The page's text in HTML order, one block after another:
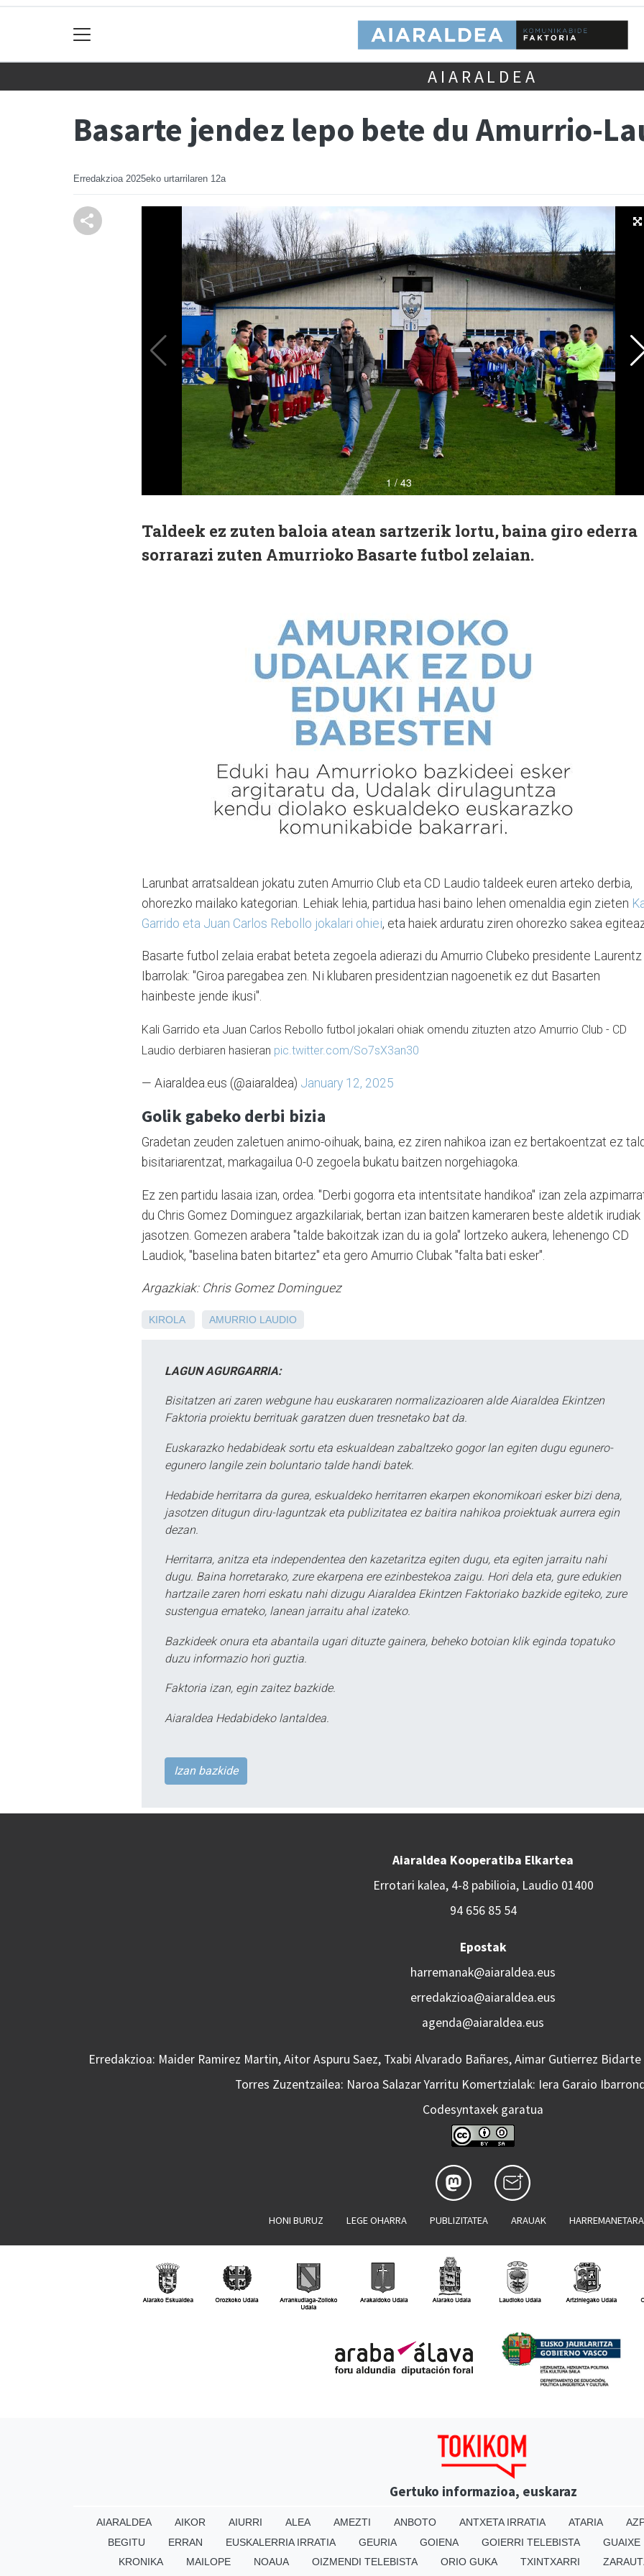
AIARALDEA
Basarte jendez lepo bete du Amurrio-
Erredakzioa 2025eko urtarrilaren 12a
Taldeek ez zuten baloia atean sartzerik lortu, baina giro ederra
sorrarazi zuten Amurrioko Basarte futbol zelaian.
Larunbat arratsaldean jokatu zuten Amurrio Club eta CD Laudio taldeek euren arteko derbia,
ohorezko mailako kategorian. Lehiak lehia, partidua hasi baino lehen omenaldia egin zieten
Garrido eta Juan Carlos Rebollo jokalari ohiei, eta haiek arduratu ziren ohorezko sakea
Basarte futbol zelaia erabat beteta zegoela adierazi du Amurrio Clubeko presidente Laurentz
Ibarrolak: "Giroa paregabea zen. Ni klubaren presidentzian nagoenetik ez dut Basarten
hainbeste jende ikusi".
Kali Garrido eta Juan Carlos Rebollo futbol jokalari ohiak omendu zituzten atzo Amurrio Club - CD
Laudio derbiaren hasieran pic.twitter.com/So7sX3an30
— Aiaraldea.eus (@aiaraldea) January 12, 2025
Golik gabeko derbi bizia
Gradetan zeuden zaletuen animo-oihuak, baina, ez ziren nahikoa izan ez bertakoentzat ez
bisitariarentzat, markagailua 0-0 zegoela bukatu baitzen norgehiagoka.
Ez zen partidu lasaia izan, ordea. "Derbi gogorra eta intentsitate handikoa" izan zela
du Chris Gomez Dominguez argazkilariak, bertan izan baitzen kameraren beste aldetik irudiak
jasotzen. Gomezen arabera "talde bakoitzak izan du ia gola" lortzeko aukera, lehenengo CD
Laudiok, "baselina baten bitartez" eta gero Amurrio Clubak "falta bati esker".
Argazkiak: Chris Gomez Dominguez
KIROLA AMURRIO LAUDIO
LAGUN AGURGARRIA:
Bisitatzen ari zaren webgune hau euskararen normalizazioaren alde Aiaraldea Ekintzen
Faktoria proiektu berrituak garatzen duen tresnetako bat da.
Euskarazko hedabideak sortu eta eskualdean zabaltzeko gogor lan egiten dugu egunero-
egunero langile zein boluntario talde handi batek.
Hedabide herritarra da gurea, eskualdeko herritarren ekarpen ekonomikoari esker bizi dena,
jasotzen ditugun diru-laguntzak eta publizitatea ez baitira nahikoa proiektuak aurrera egin
dezan.
Herritarra, anitza eta independentea den kazetaritza egiten dugu, eta egiten jarraitu nahi
dugu. Baina horretarako, zure ekarpena ere ezinbestekoa zaigu. Hori dela eta, gure edukien
hartzaile zaren horri eskatu nahi dizugu Aiaraldea Ekintzen Faktoriako bazkide egiteko, zure
sustengua emateko, lanean jarraitu ahal izateko.
Bazkideek onura eta abantaila ugari dituzte gainera, beheko botoian klik eginda topatuko
duzu informazio hori guztia.
Faktoria izan, egin zaitez bazkide.
Aiaraldea Hedabideko lantaldea.
Izan bazkide
Aiaraldea Kooperatiba Elkartea
Errotari kalea, 4-8 pabilioia, Laudio 01400
94 656 85 54
Epostak
harremanak@aiaraldea.eus
erredakzioa@aiaraldea.eus
agenda@aiaraldea.eus
Erredakzioa: Maider Ramirez Martin, Aitor Aspuru Saez, Txabi Alvarado Bañares, Aimar Gutierrez
Torres Zuzentzailea: Naroa Salazar Yarritu Komertzialak: Iera Garaio
Codesyntaxek garatua
HONI BURUZ LEGE OHARRA PUBLIZITATEA ARAUAK
Gertuko informazioa, euskaraz
AIARALDEA AIKOR AIURRI ALEA AMEZTI ANBOTO ANTXETA IRRATIA ATARIA
BEGITU
ERRAN EUSKALERRIA IRRATIA GEURIA GOIENA GOIERRI TELEBISTA
GUAIXE
KRONIKA
MAILOPE NOAUA OIZMENDI TELEBISTA ORIO GUKA TXINTXARRI